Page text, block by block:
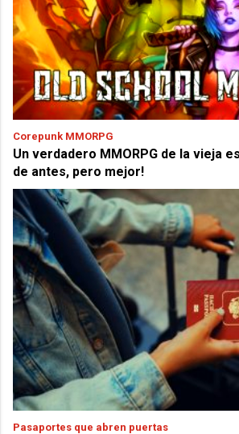
Corepunk MMORPG
Un verdadero MMORPG de la vieja
de antes, pero mejor!
Pasaportes que abren puertas